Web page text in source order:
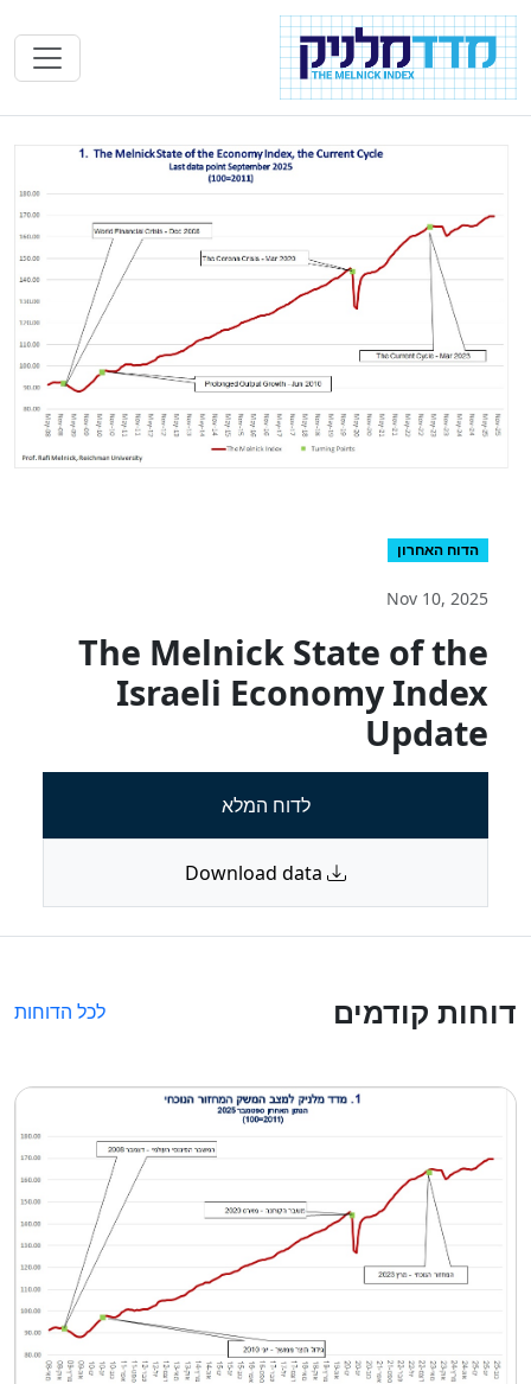
הדוח האחרון
Nov 10, 2025
The Melnick State of the
Israeli Economy Index
Update
לדוח המלא
דוחות קודמים לכל הדוחות